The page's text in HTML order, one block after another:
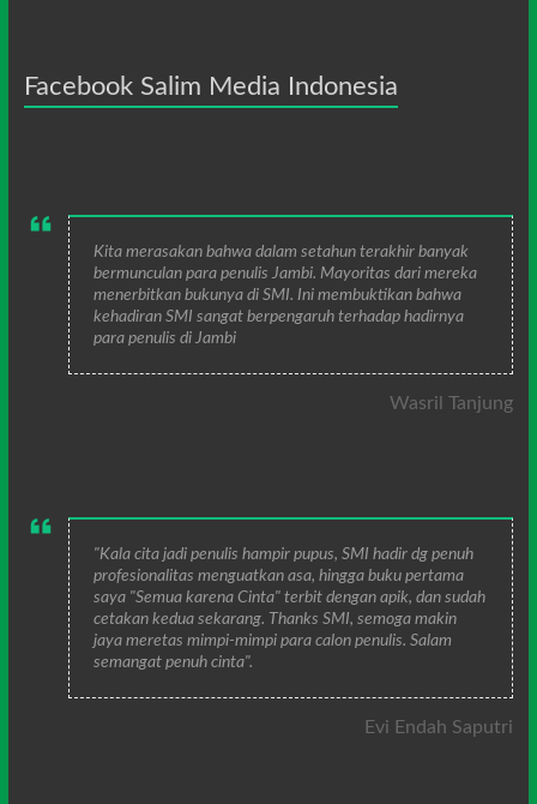
Facebook Salim Media Indonesia
Kita merasakan bahwa dalam setahun terakhir banyak
bermunculan para penulis Jambi. Mayoritas dari mereka
menerbitkan bukunya di SMI. Ini membuktikan bahwa
kehadiran SMI sangat berpengaruh terhadap hadirnya
para penulis di Jambi
Wasril Tanjung
"Kala cita jadi penulis hampir pupus, SMI hadir dg penuh
profesionalitas menguatkan asa, hingga buku pertama
saya "Semua karena Cinta" terbit dengan apik, dan sudah
cetakan kedua sekarang. Thanks SMI, semoga makin
jaya meretas mimpi-mimpi para calon penulis. Salam
semangat penuh cinta".
Evi Endah Saputri